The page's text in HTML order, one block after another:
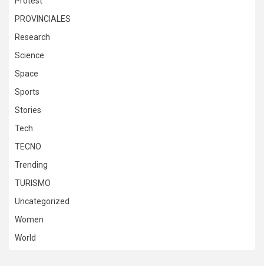
PROVINCIALES
Research
Science
Space
Sports
Stories
Tech
TECNO
Trending
TURISMO
Uncategorized
Women
World